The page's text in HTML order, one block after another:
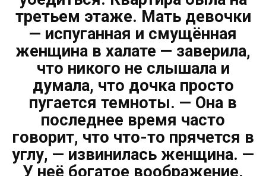
третьем этаже. Мать девочки
— испуганная и смущённая
женщина в халате — заверила,
что никого не слышала и
думала, что дочка просто
пугается темноты. — Она в
последнее время часто
говорит, что что-то прячется в
углу, — извинилась женщина. —
У неё богатое воображение.